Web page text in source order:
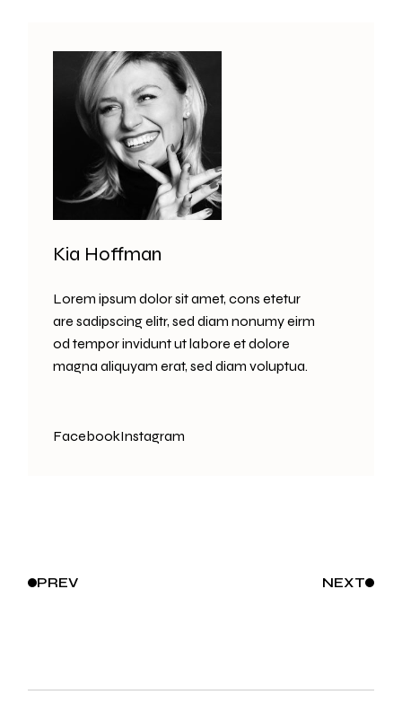
Kia Hoffman
Lorem ipsum dolor sit amet, cons etetur
are sadipscing elitr, sed diam nonumy eirm
od tempor invidunt ut labore et dolore
magna aliquyam erat, sed diam voluptua.
FacebookInstagram
PREV NEXT